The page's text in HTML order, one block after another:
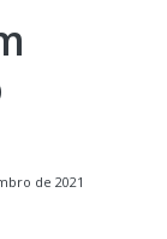
de 2021